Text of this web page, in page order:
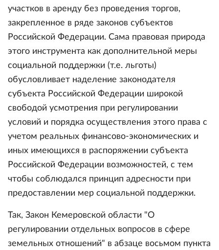
участков в аренду без проведения торгов,
закрепленное в ряде законов субъектов
Российской Федерации. Сама правовая природа
этого инструмента как дополнительной меры
социальной поддержки (т.е. льготы)
обусловливает наделение законодателя
субъекта Российской Федерации широкой
свободой усмотрения при регулировании
условий и порядка осуществления этого права с
учетом реальных финансово-экономических и
иных имеющихся в распоряжении субъекта
Российской Федерации возможностей, с тем
чтобы соблюдался принцип адресности при
предоставлении мер социальной поддержки.
Так, Закон Кемеровской области "О
регулировании отдельных вопросов в сфере
земельных отношений" в абзаце восьмом пункта